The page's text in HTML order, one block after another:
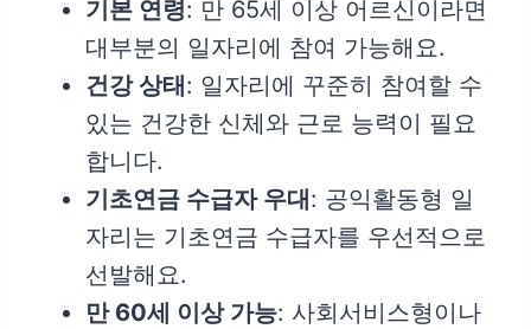
기본 연령: 만 65세 이상 어르신이라면
대부분의 일자리에 참여 가능해요.
건강 상태: 일자리에 꾸준히 참여할 수
있는 건강한 신체와 근로 능력이 필요
합니다.
기초연금 수급자 우대: 공익활동형 일
자리는 기초연금 수급자를 우선적으로
선발해요.
만 60세 이상 가능: 사회서비스형이나